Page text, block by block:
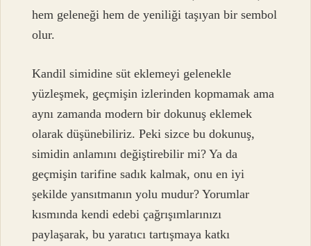
hem geleneği hem de yeniliği taşıyan bir sembol
olur.
Kandil simidine süt eklemeyi gelenekle
yüzleşmek, geçmişin izlerinden kopmamak ama
aynı zamanda modern bir dokunuş eklemek
olarak düşünebiliriz. Peki sizce bu dokunuş,
simidin anlamını değiştirebilir mi? Ya da
geçmişin tarifine sadık kalmak, onu en iyi
şekilde yansıtmanın yolu mudur? Yorumlar
kısmında kendi edebi çağrışımlarınızı
paylaşarak, bu yaratıcı tartışmaya katkı